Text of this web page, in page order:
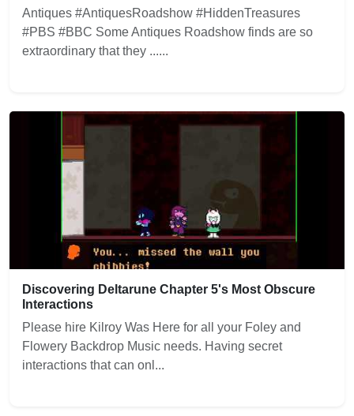
Antiques #AntiquesRoadshow #HiddenTreasures
#PBS #BBC Some Antiques Roadshow finds are so
extraordinary that they ......
Discovering Deltarune Chapter 5's Most Obscure
Interactions
Please hire Kilroy Was Here for all your Foley and
Flowery Backdrop Music needs. Having secret
interactions that can onl...